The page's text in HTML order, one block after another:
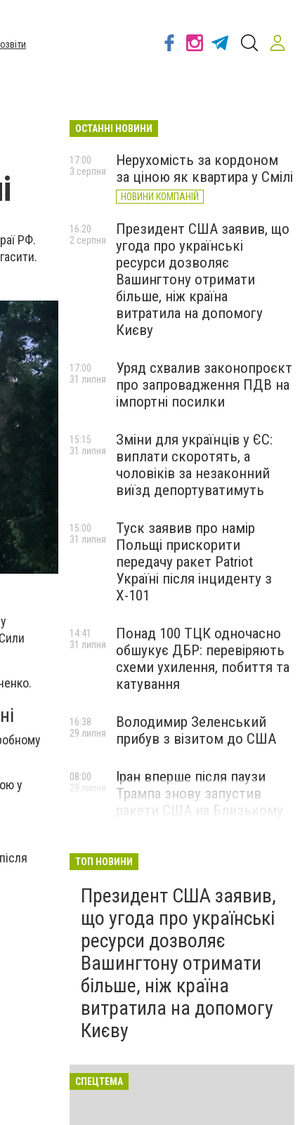
РФ.
у
ОСТАННІ НОВИНИ
Нерухомість за кордоном
за ціною як квартира у Смілі
НОВИНИ КОМПАНІЙ
17:00
3 серпня
Президент США заявив, що
угода про українські
ресурси дозволяє
Вашингтону отримати
більше, ніж країна
витратила на допомогу
Києву
16:20
2 серпня
Уряд схвалив законопроєкт
про запровадження ПДВ на
імпортні посилки
17:00
31 липня
Зміни для українців у ЄС:
виплати скоротять, а
чоловіків за незаконний
виїзд депортуватимуть
15:15
31 липня
Туск заявив про намір
Польщі прискорити
передачу ракет Patriot
Україні після інциденту з
Х-101
15:00
31 липня
Понад 100 ТЦК одночасно
обшукує ДБР: перевіряють
схеми ухилення, побиття та
катування
14:41
31 липня
Володимир Зеленський
прибув з візитом до США
16:38
29 липня
Іран вперше після паузи
Трампа знову запустив
ракети США на Близькому
08:00
29 липня
ТОП НОВИНИ
Президент США заявив,
що угода про українські
ресурси дозволяє
Вашингтону отримати
більше, ніж країна
витратила на допомогу
Києву
СПЕЦТЕМА